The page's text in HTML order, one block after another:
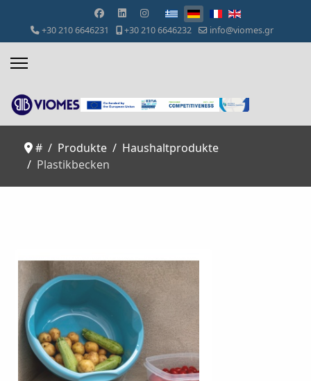
Sprache auswählen
+30 210 6646231 +30 210 6646232 info@viomes.gr
# Produkte
Haushaltprodukte
Plastikbecken